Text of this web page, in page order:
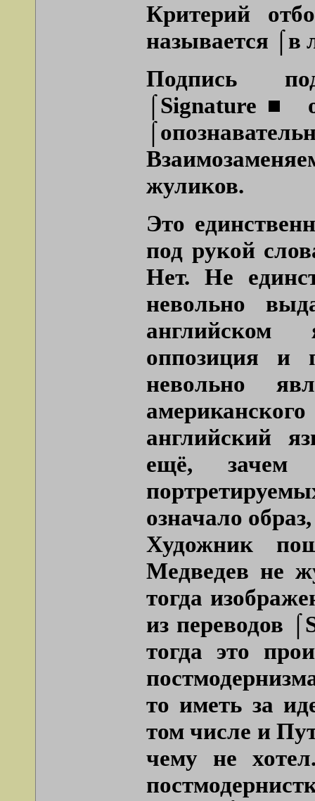
Критерий
называется ⌠в
Подпись
⌠Signature■
жуликов.
Это
под рукой
Нет. Не
невольно
английском
оппозиция и
невольно
английский
ещё,
означало
Художник
Медведев не
тогда
из переводов
тогда это
то иметь за
том числе и
чему не